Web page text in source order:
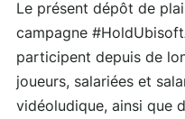
Le présent dépôt de
campagne
participent depuis de
joueurs, salariées et
vidéoludique, ainsi que